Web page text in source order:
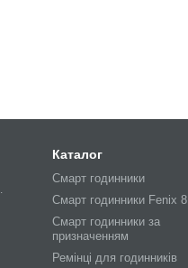
.
Каталог
Смарт годинники
Смарт годинники Fenix 8
Смарт годинники за
призначенням
Ремінці для годинників